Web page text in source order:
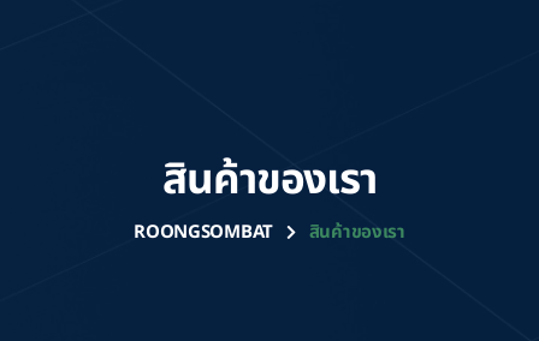
สินค้าของเรา
ROONGSOMBAT สินค้าของเรา